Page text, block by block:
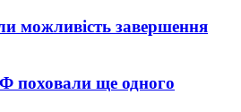
можливість завершення
поховали ще одного